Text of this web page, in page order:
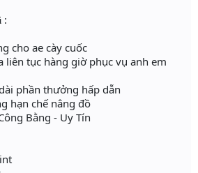
:
cho ae cày cuốc
liên tục hàng giờ phục vụ anh em
phần thưởng hấp dẫn
hạn chế nâng đồ
Bằng - Uy Tín